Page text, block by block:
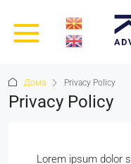
Дома Privacy Policy
Privacy Policy
Lorem ipsum dolor